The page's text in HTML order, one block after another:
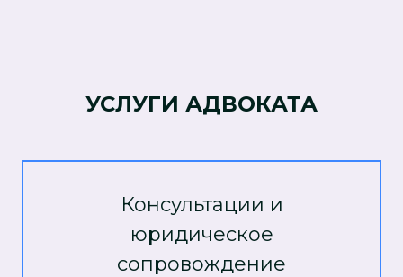
УСЛУГИ АДВОКАТА
Консультации и
юридическое
сопровождение